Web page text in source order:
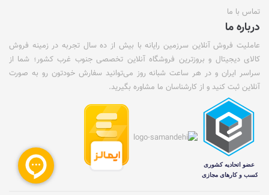
تماس با ما
درباره ما
عاملیت فروش آنلاین سرزمین رایانه با بیش از ده سال تجربه در زمینه فروش
کالای دیجیتال و بروزترین فروشگاه آنلاین تخصصی جنوب غرب کشور؛ شما از
سراسر ایران و در هر ساعت شبانه روز می‌توانید سفارش خودتون رو به صورت
آنلاین ثبت کنید و از کارشناسان ما مشاوره بگیرید.